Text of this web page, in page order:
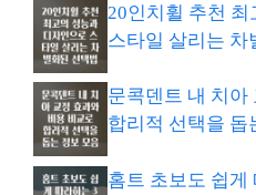
20인치휠 추천
스타일 살리는 차
문콕덴트 내 치아
합리적 선택을 돕
홈트 초보도 쉽게